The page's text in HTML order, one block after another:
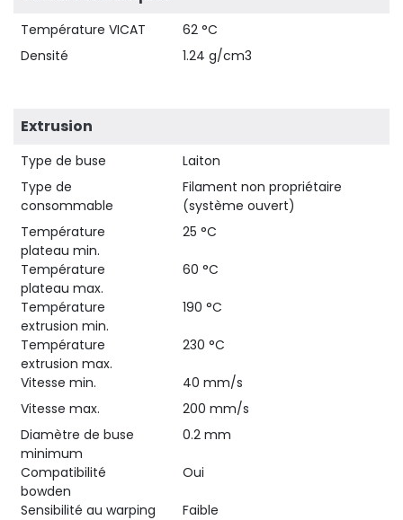
Température VICAT
62 °C
Densité
1.24 g/cm3
Extrusion
Type de buse
Laiton
Type de
consommable
Filament non propriétaire
(système ouvert)
Température
plateau min.
25 °C
Température
plateau max.
60 °C
Température
extrusion min.
190 °C
Température
extrusion max.
230 °C
Vitesse min.
40 mm/s
Vitesse max.
200 mm/s
Diamètre de buse
minimum
0.2 mm
Compatibilité
bowden
Oui
Sensibilité au warping
Faible